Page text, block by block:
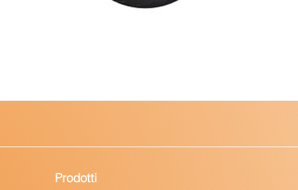
Prodotti